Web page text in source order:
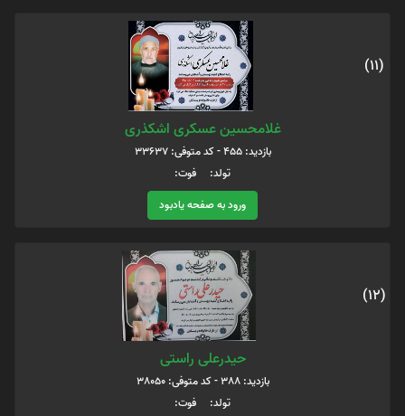
(11)
غلامحسین عسکری اشکذری
بازدید: 455 - کد متوفی: 33637
تولد: فوت:
ورود به صفحه یادبود
(12)
حیدرعلی راستی
بازدید: 388 - کد متوفی: 38050
تولد: فوت: